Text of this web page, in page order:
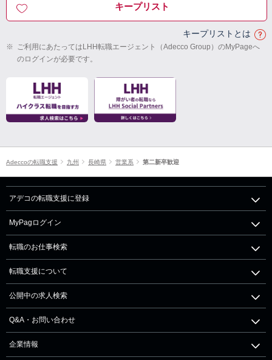
キープリスト
キープリストとは
※ ご利用にあたってはLHH転職エージェント（Adecco Group）のMyPageへ
のログインが必要です。
Adeccoの転職支援 九州 長崎県 営業系 第二新卒歓迎
アデコの転職支援に登録
MyPagログイン
転職のお仕事検索
転職支援について
公開中の求人検索
Q&A・お問い合わせ
企業情報